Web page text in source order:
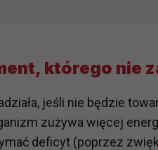
którego nie
jeśli nie będzie
zużywa więcej
deficyt (poprzez